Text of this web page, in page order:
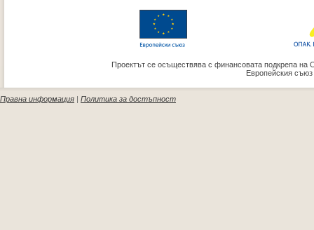
Проектът се осъществява с финансовата подкрепа на
Европейския
Правна информация | Политика за достъпност